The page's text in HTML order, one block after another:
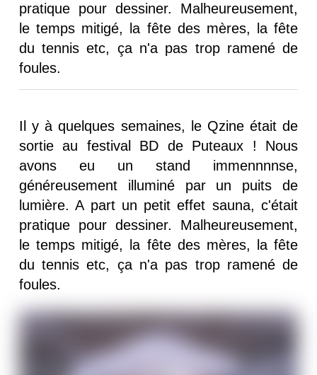
pratique pour dessiner. Malheureusement,
le temps mitigé, la fête des mères, la fête
du tennis etc, ça n'a pas trop ramené de
foules.
Il y à quelques semaines, le Qzine était de
sortie au festival BD de Puteaux ! Nous
avons eu un stand immennnnse,
généreusement illuminé par un puits de
lumière. A part un petit effet sauna, c'était
pratique pour dessiner. Malheureusement,
le temps mitigé, la fête des mères, la fête
du tennis etc, ça n'a pas trop ramené de
foules.